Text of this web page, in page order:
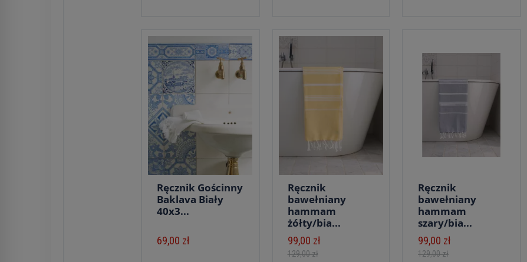
Ręcznik Gościnny
Baklava Biały
40x3...
69,00 zł
Ręcznik
bawełniany
hammam
żółty/bia...
99,00 zł
129,00 zł
Ręcznik
bawełniany
hammam
szary/bia...
99,00 zł
129,00 zł